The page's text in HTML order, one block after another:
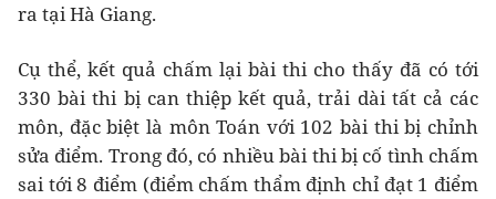
ra tại Hà Giang.
Cụ thể, kết quả chấm lại bài thi cho thấy đã có tới
330 bài thi bị can thiệp kết quả, trải dài tất cả các
môn, đặc biệt là môn Toán với 102 bài thi bị chỉnh
sửa điểm. Trong đó, có nhiều bài thi bị cố tình chấm
sai tới 8 điểm (điểm chấm thẩm định chỉ đạt 1 điểm